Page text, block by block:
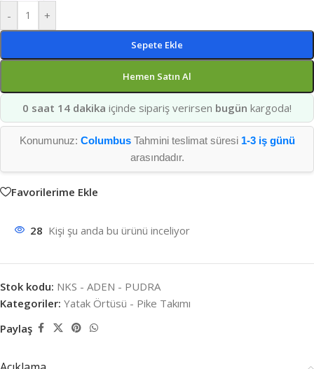
-
+
Sepete Ekle
Hemen Satın Al
0 saat 14 dakika içinde sipariş verirsen bugün kargoda!
Konumunuz: ColumbusTahmini teslimat süresi 1-3 iş günü
arasındadır.
Favorilerime Ekle
28 Kişi şu anda bu ürünü inceliyor
Stok kodu: NKS - ADEN - PUDRA
Kategoriler: Yatak Örtüsü - Pike Takımı
Paylaş